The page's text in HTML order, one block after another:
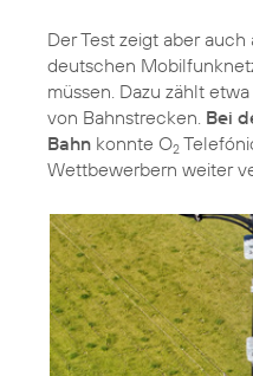
Der Test zeigt aber
deutschen
müssen. Dazu zählt
von Bahnstrecken. Bei
Bahn konnte O2
Wettbewerbern weiter